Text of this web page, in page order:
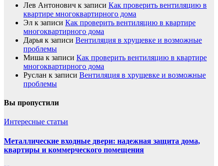
Лев Антонович к записи Как проверить вентиляцию в
квартире многоквартирного дома
Эл к записи Как проверить вентиляцию в квартире
многоквартирного дома
Дарья к записи Вентиляция в хрущевке и возможные
проблемы
Миша к записи Как проверить вентиляцию в квартире
многоквартирного дома
Руслан к записи Вентиляция в хрущевке и возможные
проблемы
Вы пропустили
Интересные статьи
Металлические входные двери: надежная защита дома,
квартиры и коммерческого помещения